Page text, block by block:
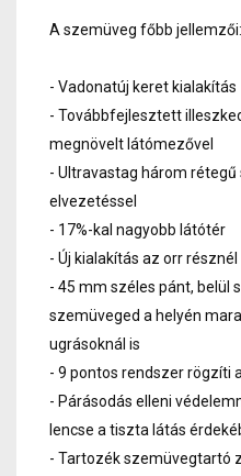
A szemüveg főbb jellemzői:
- Vadonatúj keret kialakítás
- Továbbfejlesztett
megnövelt látómezővel
- Ultravastag három
elvezetéssel
- 17%-kal nagyobb látótér
- Új kialakítás az orr résznél
- 45 mm széles pánt, belül
szemüveged a helyén
ugrásoknál is
- 9 pontos rendszer rögzíti
- Párásodás elleni
lencse a tiszta látás
- Tartozék szemüvegtartó